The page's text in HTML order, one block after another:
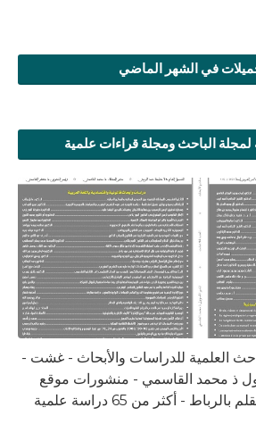
في الشهر الماضي
لمجلة الباحث ومجلة قراءات علمية
الباحث العلمية للدراسات والأبحاث - غشت -
ذ محمد القاسمي - منشورات موقع
- أكثر من 65 دراسة علمية